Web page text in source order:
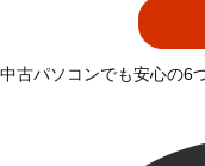
中古パソコンでも安心の6